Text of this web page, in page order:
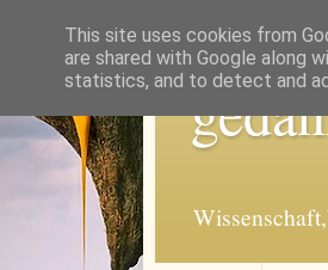
This site uses cookies from
are shared with Google along
statistics, and to detect and